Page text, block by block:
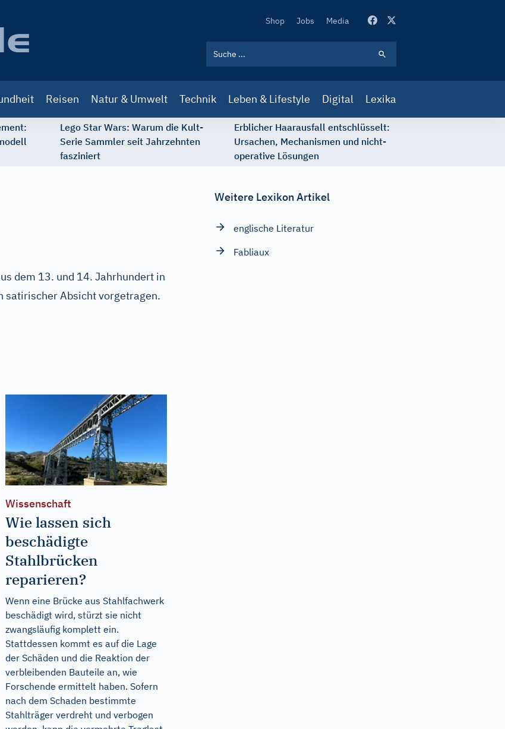
Secondary
Shop Jobs Media
Reisen Natur & Umwelt Technik Leben & Lifestyle Digital Lexika
Lego Star Wars: Warum die Kult-
Serie Sammler seit Jahrzehnten
fasziniert
Erblicher Haarausfall entschlüsselt:
Ursachen, Mechanismen und nicht-
operative Lösungen
dem 13. und 14. Jahrhundert in
satirischer Absicht vorgetragen.
Wissenschaft
Wie lassen sich
beschädigte
Stahlbrücken
reparieren?
Wenn eine Brücke aus Stahlfachwerk
beschädigt wird, stürzt sie nicht
zwangsläufig komplett ein.
Stattdessen kommt es auf die Lage
der Schäden und die Reaktion der
verbleibenden Bauteile an, wie
Forschende ermittelt haben. Sofern
nach dem Schaden bestimmte
Stahlträger verdreht und verbogen
Weitere Lexikon Artikel
englische Literatur
Fabliaux